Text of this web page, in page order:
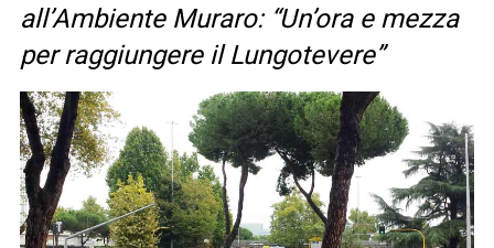
all’Ambiente Muraro: “Un’ora e mezza
per raggiungere il Lungotevere”